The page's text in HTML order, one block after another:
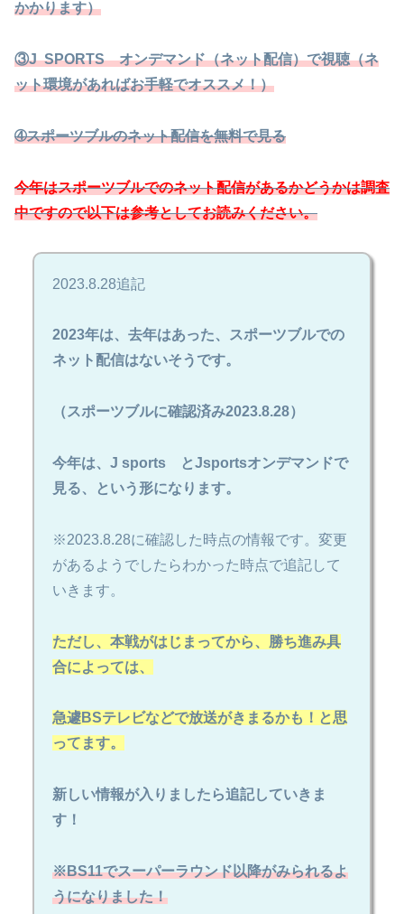
かかります）
③J SPORTS オンデマンド（ネット配信）で視聴（ネ
ット環境があればお手軽でオススメ！）
➃スポーツブルのネット配信を無料で見る
今年はスポーツブルでのネット配信があるかどうかは調査
中ですので以下は参考としてお読みください。
2023.8.28追記
2023年は、去年はあった、スポーツブルでの
ネット配信はないそうです。
（スポーツブルに確認済み2023.8.28）
今年は、J sports とJsportsオンデマンドで
見る、という形になります。
※2023.8.28に確認した時点の情報です。変更
があるようでしたらわかった時点で追記して
いきます。
ただし、本戦がはじまってから、勝ち進み具
合によっては、
急遽BSテレビなどで放送がきまるかも！と思
ってます。
新しい情報が入りましたら追記していきま
す！
※BS11でスーパーラウンド以降がみられるよ
うになりました！